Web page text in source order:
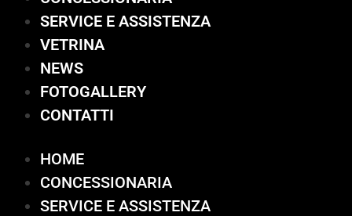
SERVICE E ASSISTENZA
VETRINA
NEWS
FOTOGALLERY
CONTATTI
HOME
CONCESSIONARIA
SERVICE E ASSISTENZA